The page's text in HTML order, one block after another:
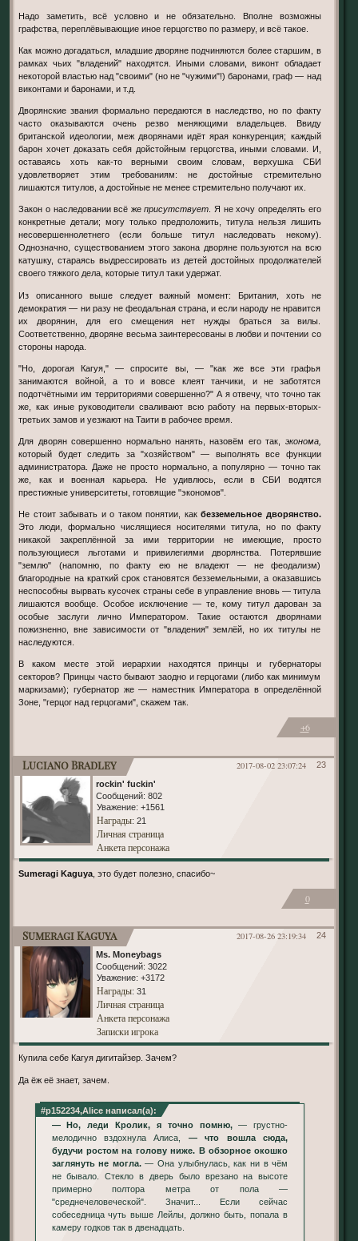
Надо заметить, всё условно и не обязательно. Вполне возможны
графства, переплёвывающие иное герцогство по размеру, и всё такое.
Как можно догадаться, младшие дворяне подчиняются более старшим, в
рамках чьих "владений" находятся. Иными словами, виконт обладает
некоторой властью над "своими" (но не "чужими"!) баронами, граф — над
виконтами и баронами, и т.д.
Дворянские звания формально передаются в наследство, но по факту
часто оказываются очень резво меняющими владельцев. Ввиду
британской идеологии, меж дворянами идёт ярая конкуренция; каждый
барон хочет доказать себя дойстойным герцогства, иными словами. И,
оставаясь хоть как-то верными своим словам, верхушка СБИ
удовлетворяет этим требованиям: не достойные стремительно
лишаются титулов, а достойные не менее стремительно получают их.
Закон о наследовании всё жеприсутствует . Я не хочу определять его
конкретные детали; могу только предположить, титула нельзя лишить
несовершеннолетнего (если больше титул наследовать некому).
Однозначно, существованием этого закона дворяне пользуются на всю
катушку, стараясь выдрессировать из детей достойных продолжателей
своего тяжкого дела, которые титул таки удержат.
Из описанного выше следует важный момент: Британия, хоть не
демократия — ни разу не феодальная страна, и если народу не нравится
их дворянин, для его смещения нет нужды браться за вилы.
Соответственно, дворяне весьма заинтересованы в любви и почтении со
стороны народа.
"Но, дорогая Кагуя," — спросите вы, — "как же все эти графья
занимаются войной, а то и вовсе клеят танчики, и не заботятся
подотчётными им территориями совершенно?" А я отвечу, что точно так
же, как иные руководители сваливают всю работу на первых-вторых-
третьих замов и уезжают на Таити в рабочее время.
Для дворян совершенно нормально нанять, назовём его так, эконома,
который будет следить за "хозяйством" — выполнять все функции
администратора. Даже не просто нормально, а популярно — точно так
же, как и военная карьера. Не удивлюсь, если в СБИ водятся
престижные университеты, готовящие "экономов".
Не стоит забывать и о таком понятии, какбезземельное дворянство.
Это люди, формально числящиеся носителями титула, но по факту
никакой закреплённой за ими территории не имеющие, просто
пользующиеся льготами и привилегиями дворянства. Потерявшие
"землю" (напомню, по факту ею не владеют — не феодализм)
благородные на краткий срок становятся безземельными, а оказавшись
неспособны вырвать кусочек страны себе в управление вновь — титула
лишаются вообще. Особое исключение — те, кому титул дарован за
особые заслуги лично Императором. Такие остаются дворянами
пожизненно, вне зависимости от "владения" землёй, но их титулы не
наследуются.
В каком месте этой иерархии находятся принцы и губернаторы
секторов? Принцы часто бывают заодно и герцогами (либо как минимум
маркизами); губернатор же — наместник Императора в определённой
Зоне, "герцог над герцогами", скажем так.
+6
23
2017-08-02 23:07:24
Luciano Bradley
rockin' fuckin'
Сообщений: 802
Уважение: +1561
Награды: 21
Личная страница
Анкета персонажа
Sumeragi Kaguya , это будет полезно, спасибо~
0
24
2017-08-26 23:19:34
Sumeragi Kaguya
Ms. Moneybags
Сообщений: 3022
Уважение: +3172
Награды: 31
Личная страница
Анкета персонажа
Записки игрока
Купила себе Кагуя дигитайзер. Зачем?
Да ёж её знает, зачем.
#p152234,Alice написал(а):
— Но, леди Кролик, я точно помню,— грустно-
мелодично вздохнула Алиса, — что вошла сюда,
будучи ростом на голову ниже. В обзорное окошко
заглянуть не могла.— Она улыбнулась, как ни в чём
не бывало. Стекло в дверь было врезано на высоте
примерно полтора метра от пола —
"среднечеловеческой". Значит... Если сейчас
собеседница чуть выше Лейлы, должно быть, попала в
камеру годков так в двенадцать.